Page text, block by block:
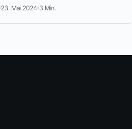
23. Mai 2024 3 Min.